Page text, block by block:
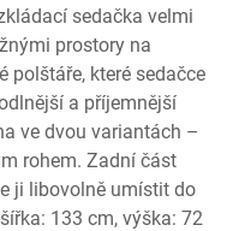
sedačka velmi
prostory na
polštáře, které sedačce
a příjemnější
ve dvou variantách –
rohem. Zadní část
ji libovolně umístit do
133 cm, výška: 72